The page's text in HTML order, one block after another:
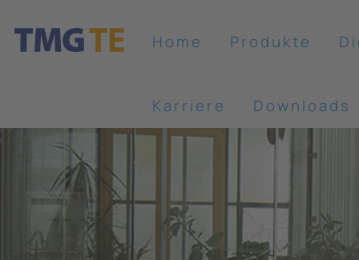
Home Produkte
Karriere Downloads